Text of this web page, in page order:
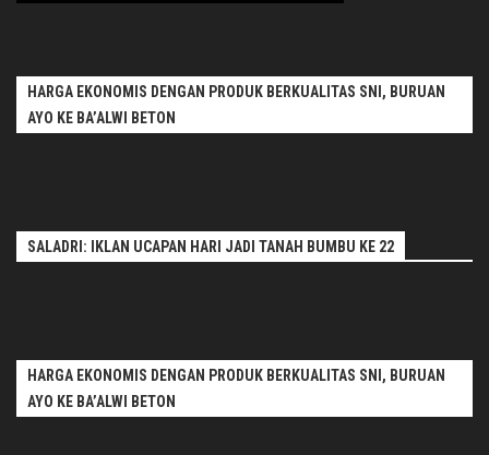
HARGA EKONOMIS DENGAN PRODUK BERKUALITAS SNI, BURUAN
AYO KE BA’ALWI BETON
SALADRI: IKLAN UCAPAN HARI JADI TANAH BUMBU KE 22
HARGA EKONOMIS DENGAN PRODUK BERKUALITAS SNI, BURUAN
AYO KE BA’ALWI BETON